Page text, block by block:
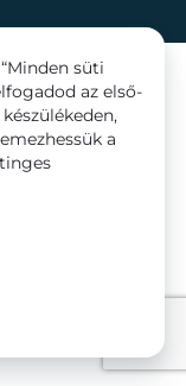
süti
az első-
a